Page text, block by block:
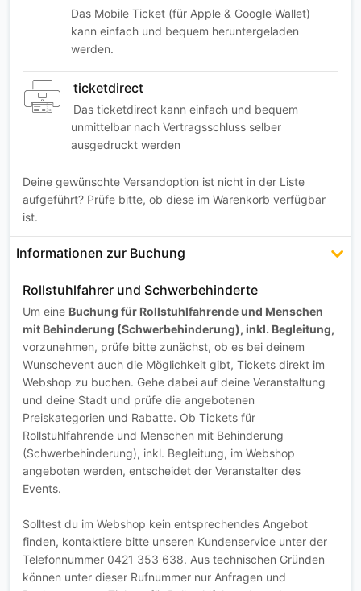
Das Mobile Ticket (für Apple & Google Wallet)
kann einfach und bequem heruntergeladen
werden.
ticketdirect
Das ticketdirect kann einfach und bequem
unmittelbar nach Vertragsschluss selber
ausgedruckt werden
Deine gewünschte Versandoption ist nicht in der Liste
aufgeführt? Prüfe bitte, ob diese im Warenkorb verfügbar
ist.
Informationen zur Buchung
Rollstuhlfahrer und Schwerbehinderte
Um eine Buchung für Rollstuhlfahrende und Menschen
mit Behinderung (Schwerbehinderung), inkl. Begleitung,
vorzunehmen, prüfe bitte zunächst, ob es bei deinem
Wunschevent auch die Möglichkeit gibt, Tickets direkt im
Webshop zu buchen. Gehe dabei auf deine Veranstaltung
und deine Stadt und prüfe die angebotenen
Preiskategorien und Rabatte. Ob Tickets für
Rollstuhlfahrende und Menschen mit Behinderung
(Schwerbehinderung), inkl. Begleitung, im Webshop
angeboten werden, entscheidet der Veranstalter des
Events.
Solltest du im Webshop kein entsprechendes Angebot
finden, kontaktiere bitte unseren Kundenservice unter der
Telefonnummer 0421 353 638. Aus technischen Gründen
können unter dieser Rufnummer nur Anfragen und